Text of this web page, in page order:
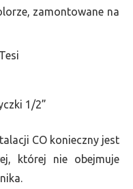
zamontowane na
1/2”
CO konieczny jest
której nie obejmuje